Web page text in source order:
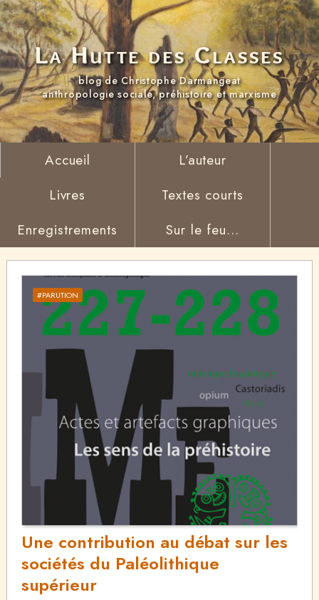
La Hutte des Classes
blog de Christophe Darmangeat
anthropologie sociale, préhistoire et marxisme
Accueil
L’auteur
Livres
Textes courts
Enregistrements
Sur le feu...
#PARUTION
Une contribution au débat sur les
sociétés du Paléolithique
supérieur